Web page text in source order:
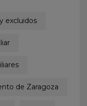
excluidos
de Zaragoza